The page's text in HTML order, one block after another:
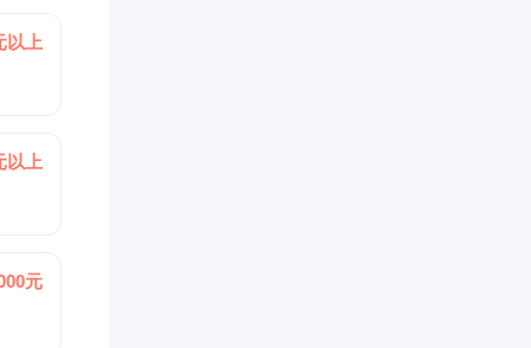
以上
以上
元